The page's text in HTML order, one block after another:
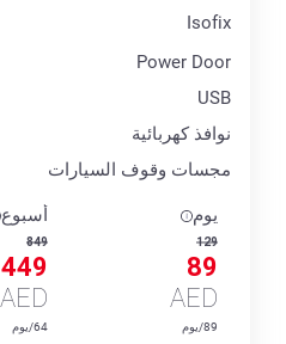
Isofix
Power Door
USB
نوافذ كهربائية
مجسات وقوف السيارات
يوم
129
89
AED
89/يوم
أسبوع
849
449
AED
64/يوم